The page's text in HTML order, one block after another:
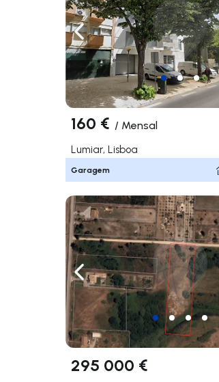
Navegação para a esquerda
160 € / Mensal
Lumiar, Lisboa
Garagem
Navegação para a esquerda
295 000 €